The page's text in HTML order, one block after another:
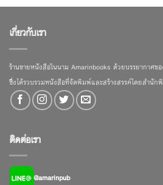
เกี่ยวกับเรา
ร้านขายหนังสือในนาม Amarinbooks ด้วยบรรยากาศข
ซึ่งได้รวบรวมหนังสือที่จัดพิมพ์และสร้างสรรค์โดยสำนัก
ติดต่อเรา
@amarinpub